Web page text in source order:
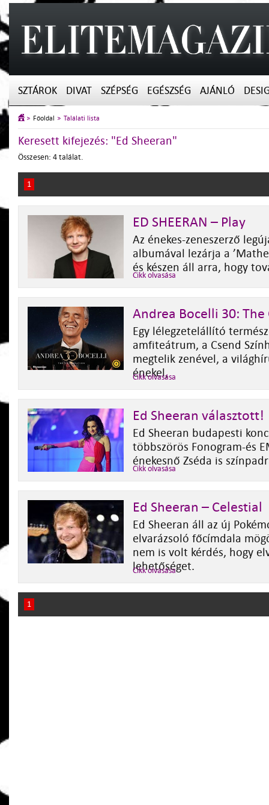
SZTÁROK DIVAT SZÉPSÉG EGÉSZSÉG AJÁNLÓ
Főoldal Találati lista
Keresett kifejezés: "Ed Sheeran"
Összesen: 4 találat.
1
ED SHEERAN – Play
Az énekes-zeneszerző
albumával lezárja a
és készen áll arra, hogy
Cikk olvasása
Andrea Bocelli 30:
Egy lélegzetelállító
amfiteátrum, a Csend
megtelik zenével, a
énekel,
Cikk olvasása
Ed Sheeran választott!
Ed Sheeran budapesti
többszörös Fonogram-és
énekesnő Zséda is
Cikk olvasása
Ed Sheeran – Celestial
Ed Sheeran áll az új
elvarázsoló főcímdala
nem is volt kérdés, hogy
lehetőséget.
Cikk olvasása
1